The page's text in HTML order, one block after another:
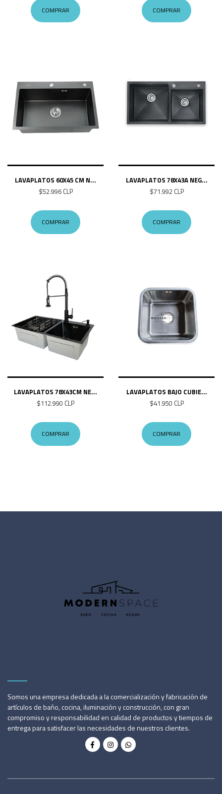
COMPRAR COMPRAR
LAVAPLATOS 60X45 CM N...
$52.996 CLP
COMPRAR
LAVAPLATOS 78X43A NEG...
$71.992 CLP
COMPRAR
LAVAPLATOS 78X43CM NE...
$112.990 CLP
COMPRAR
LAVAPLATOS BAJO CUBIE...
$41.950 CLP
COMPRAR
Somos una empresa dedicada a la comercialización y fabricación de
artículos de baño, cocina, iluminación y construcción, con gran
compromiso y responsabilidad en calidad de productos y tiempos de
entrega para satisfacer las necesidades de nuestros clientes.